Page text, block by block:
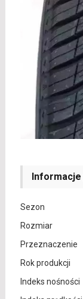
Informacje
Sezon
Rozmiar
Przeznaczenie
Rok produkcji
Indeks nośności